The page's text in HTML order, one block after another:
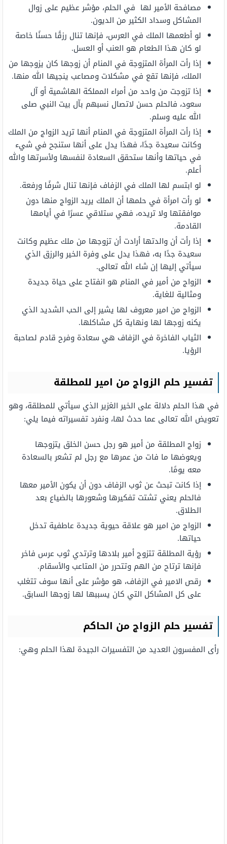
مصافحة الأمير لها في الحلم، مؤشر عظيم على زوال
المشاكل وسداد الكثير من الديون.
لو أطعمها الملك في العرس، فإنها تنال رزقًا حسنًا خاصة
لو كان هذا الطعام هو العنب أو العسل.
إذا رأت المرأة المتزوجة في المنام أن زوجها كان يزوجها من
الملك، فإنها تقع في مشكلات ومصاعب ينجيها الله منها.
إذا تزوجت من واحد من أمراء المملكة الهاشمية أو آل
سعود، فالحلم حسن لاتصال نسبهم بآل بيت النبي صلى
الله عليه وسلم.
إذا رأت المرأة المتزوجة في المنام أنها تريد الزواج من الملك
وكانت سعيدة جدًا، فهذا يدل على أنها ستنجح في شيء
في حياتها وأنها ستحقق السعادة لنفسها ولأسرتها والله
أعلم.
لو ابتسم لها الملك في الزفاف فإنها تنال شرفًا ورفعة.
لو رأت امرأة في حلمها أن الملك يريد الزواج منها دون
موافقتها ولا تريده، فهي ستلاقي عسرًا في أيامها
القادمة.
إذا رأت أن والدتها أرادت أن تزوجها من ملك عظيم وكانت
سعيدة جدًا به، فهذا يدل على وفرة الخير والرزق الذي
سيأتي إليها إن شاء الله تعالى.
الزواج من أمير في المنام هو انفتاح على حياة جديدة
ومثالية للغاية.
الزواج من امير معروف لها يشير إلى الحب الشديد الذي
يكنه زوجها لها ونهاية كل مشاكلها.
الثياب الفاخرة في الزفاف هي سعادة وفرح قادم لصاحبة
الرؤيا.
تفسير حلم الزواج من امير للمطلقة
في هذا الحلم دلالة على الخير الغزير الذي سيأتي للمطلقة، وهو
تعويض الله تعالى عما حدث لها، ونفرد تفسيراته فيما يلي:
زواج المطلقة من أمير هو رجل حسن الخلق يتزوجها
ويعوضها ما فات من عمرها مع رجل لم تشعر بالسعادة
معه يومًا.
إذا كانت تبحث عن ثوب الزفاف دون أن يكون الأمير معها
فالحلم يعني تشتت تفكيرها وشعورها بالضياع بعد
الطلاق.
الزواج من امير هو علاقة حيوية جديدة عاطفية تدخل
حياتها.
رؤية المطلقة تتزوج أمير بلادها وترتدي ثوب عرس فاخر
فإنها ترتاح من الهم وتتحرر من المتاعب والأسقام.
رقص الامير في الزفاف، هو مؤشر على أنها سوف تتغلب
على كل المشاكل التي كان يسببها لها زوجها السابق.
تفسير حلم الزواج من الحاكم
رأى المفسرون العديد من التفسيرات الجيدة لهذا الحلم وهي: